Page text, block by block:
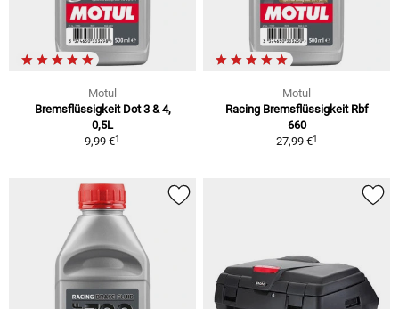
Motul
Bremsflüssigkeit Dot 3 & 4,
0,5L
9,99 €1
Motul
Racing Bremsflüssigkeit Rbf
660
27,99 €1